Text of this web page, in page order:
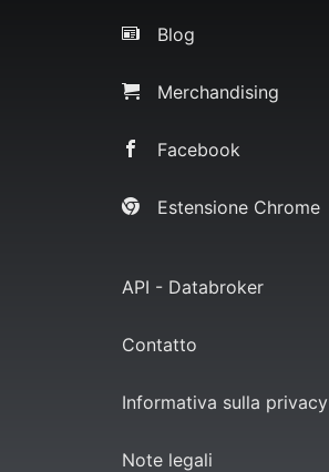
Blog
Merchandising
Facebook
Estensione Chrome
API - Databroker
Contatto
Informativa sulla privacy
Note legali